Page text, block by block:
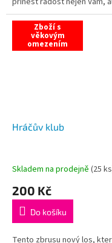
Vašim blízkým. A to třeba v
podobě hlavní výhry, která
Zboží s
věkovým
omezením
Hráčův klub
Skladem na prodejně (25 ks
200 Kč
Do košíku
Tento zbrusu nový los,